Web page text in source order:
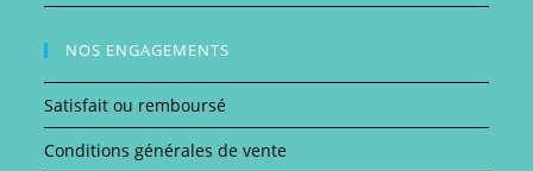
NOS ENGAGEMENTS
Satisfait ou remboursé
Conditions générales de vente